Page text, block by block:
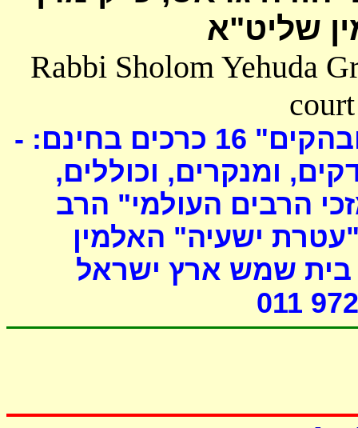
שליט"א
Rabbi Sholom Yehuda
כרכים בחינם: -
ומנקרים, וכוללים,
הרבים העולמי" הרב
ישעיה" האלמין
שמש ארץ ישראל
011